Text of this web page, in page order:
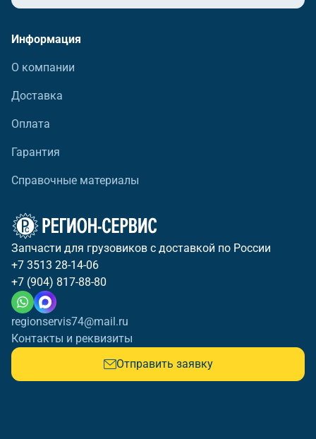
Информация
О компании
Доставка
Оплата
Гарантия
Справочные материалы
Запчасти для грузовиков с доставкой по России
+7 3513 28-14-06
+7 (904) 817-88-80
regionservis74@mail.ru
Контакты и реквизиты
Отправить заявку